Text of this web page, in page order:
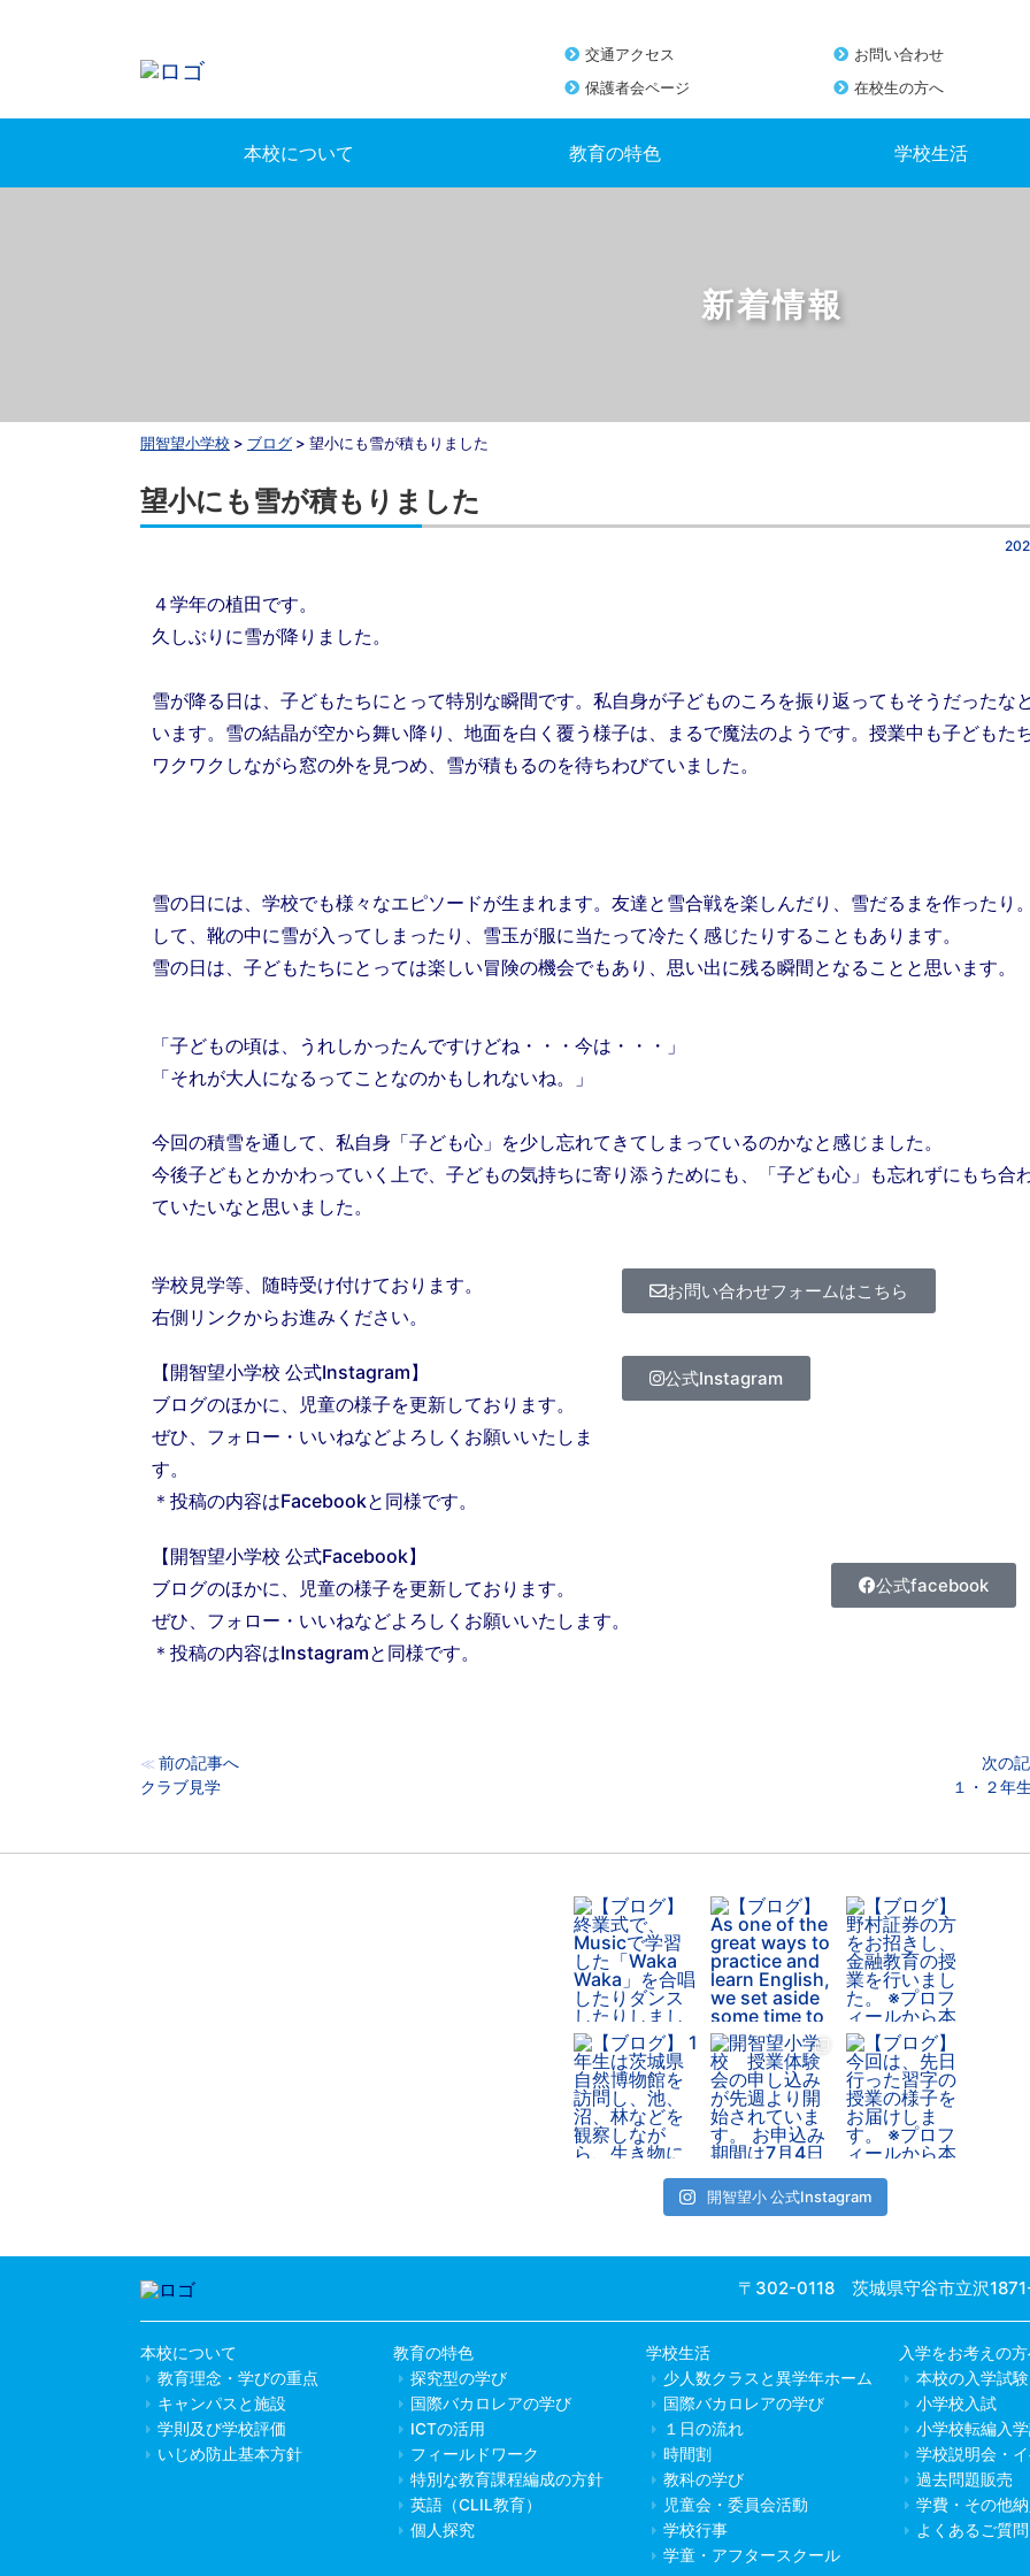
交通アクセス
お問い合わせ
保護者会ページ
在校生の方へ
本校について 教育の特色 学校生活
新着情報
開智望小学校 > ブログ > 望小にも雪が積もりました
望小にも雪が積もりました
４学年の植田です。
久しぶりに雪が降りました。
雪が降る日は、子どもたちにとって特別な瞬間です。私自身が子どものころを振り返ってもそうだったな
います。雪の結晶が空から舞い降り、地面を白く覆う様子は、まるで魔法のようです。授業中も子どもた
ワクワクしながら窓の外を見つめ、雪が積もるのを待ちわびていました。
雪の日には、学校でも様々なエピソードが生まれます。友達と雪合戦を楽しんだり、雪だるまを作ったり
して、靴の中に雪が入ってしまったり、雪玉が服に当たって冷たく感じたりすることもあります。
雪の日は、子どもたちにとっては楽しい冒険の機会でもあり、思い出に残る瞬間となることと思います。
「子どもの頃は、うれしかったんですけどね・・・今は・・・」
「それが大人になるってことなのかもしれないね。」
今回の積雪を通して、私自身「子ども心」を少し忘れてきてしまっているのかなと感じました。
今後子どもとかかわっていく上で、子どもの気持ちに寄り添うためにも、「子ども心」も忘れずにもち合
ていたいなと思いました。
学校見学等、随時受け付けております。
右側リンクからお進みください。
お問い合わせフォームはこちら
【開智望小学校 公式Instagram】
ブログのほかに、児童の様子を更新しております。
ぜひ、フォロー・いいねなどよろしくお願いいたしま
す。
＊投稿の内容はFacebookと同様です。
公式Instagram
【開智望小学校 公式Facebook】
ブログのほかに、児童の様子を更新しております。
ぜひ、フォロー・いいねなどよろしくお願いいたします。
＊投稿の内容はInstagramと同様です。
公式facebook
≪ 前の記事へ
クラブ見学
次の
１・２年
開智望小 公式Instagram
〒302-0118 茨城県守谷市立沢
本校について
教育理念・学びの重点
キャンパスと施設
学則及び学校評価
いじめ防止基本方針
教育の特色
探究型の学び
国際バカロレアの学び
ICTの活用
フィールドワーク
特別な教育課程編成の方針
英語（CLIL教育）
個人探究
学校生活
少人数クラスと異学年ホーム
国際バカロレアの学び
１日の流れ
時間割
教科の学び
児童会・委員会活動
学校行事
学童・アフタースクール
入学をお考えの
本校の入学試
小学校入試
小学校転編入
学校説明会・
過去問題販売
学費・その他
よくあるご質問